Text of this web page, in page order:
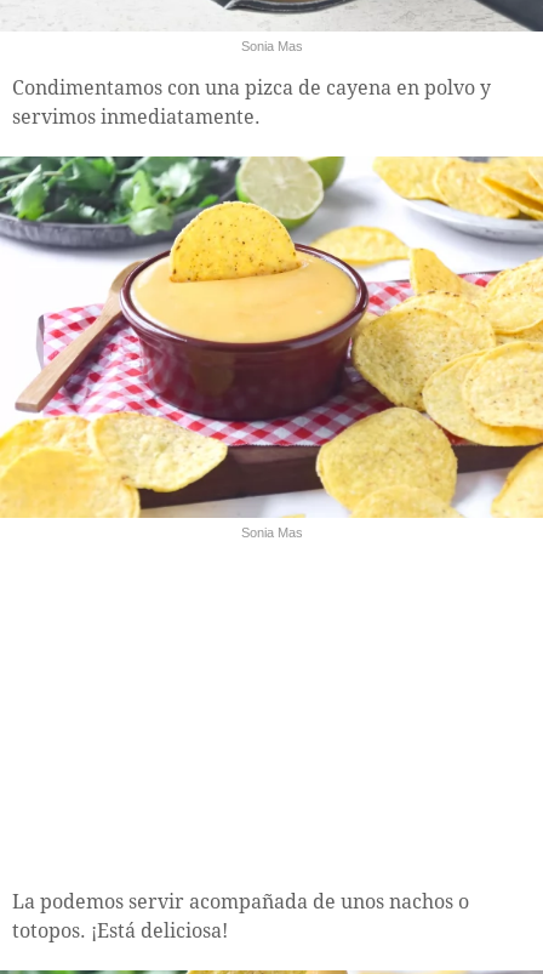
Sonia Mas
Condimentamos con una pizca de cayena en polvo y
servimos inmediatamente.
Sonia Mas
La podemos servir acompañada de unos nachos o
totopos. ¡Está deliciosa!